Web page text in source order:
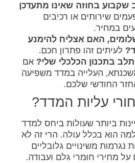
שקבוע בחוזה שאינו מתעדכן
שירותים או רכיבים
במחיר.
האם אצליח להימנע
לעיתים זהו פתרון חכם.
בתכנון הכלכלי שלי? אם
העלייה במדד משפיעה
החודשי שלכם.
עליות המדד?
ביותר שעולות ביחס למדד
הוא בכלל עולה. הרי זה לא
נגרמות משינויים גלובליים
על מחירי חומרי גלם ועבודה.